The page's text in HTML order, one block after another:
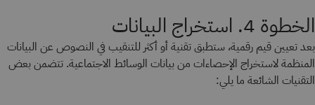
الخطوة 4. استخراج البيانات
بعد تعيين قيم رقمية، ستطبق تقنية أو أكثر للتنقيب في النصوص عن البيانات
المنظمة لاستخراج الإحصاءات من بيانات الوسائط الاجتماعية. تتضمن بعض
التقنيات الشائعة ما يلي: